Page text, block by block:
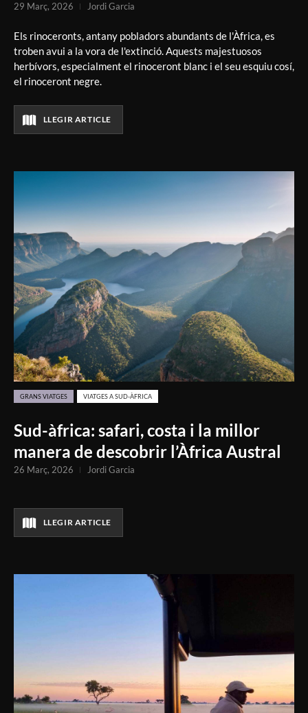
Els rinoceronts, antany pobladors abundants de l'Àfrica, es
troben avui a la vora de l'extinció. Aquests majestuosos
herbívors, especialment el rinoceront blanc i el seu esquiu cosí,
el rinoceront negre.
LLEGIR ARTICLE
29 Març, 2026 Jordi Garcia
Sud-àfrica: safari, costa i la millor
manera de descobrir l’Àfrica Austral
GRANS VIATGES VIATGES A SUD-ÀFRICA
LLEGIR ARTICLE
26 Març, 2026 Jordi Garcia